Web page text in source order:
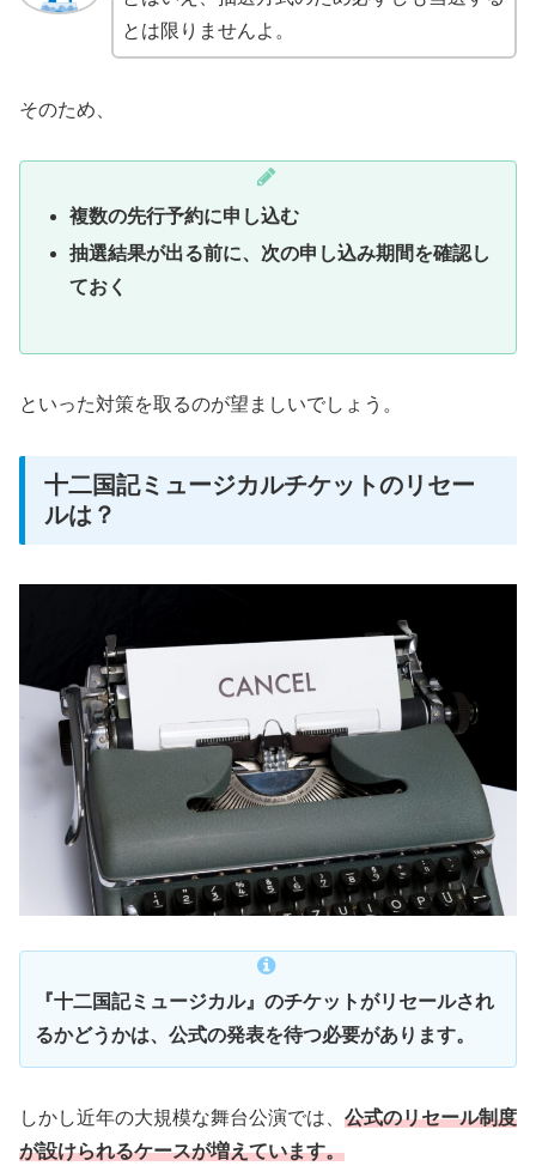
とは限りませんよ。
そのため、
複数の先行予約に申し込む
抽選結果が出る前に、次の申し込み期間を確認し
ておく
といった対策を取るのが望ましいでしょう。
十二国記ミュージカルチケットのリセー
ルは？
『十二国記ミュージカル』のチケットがリセールされ
るかどうかは、公式の発表を待つ必要があります。
しかし近年の大規模な舞台公演では、 公式のリセール制度
が設けられるケースが増えています。